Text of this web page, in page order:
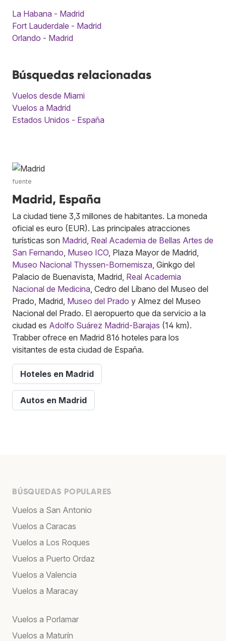
La Habana - Madrid
Fort Lauderdale - Madrid
Orlando - Madrid
Búsquedas relacionadas
Vuelos desde Miami
Vuelos a Madrid
Estados Unidos - España
fuente
Madrid, España
La ciudad tiene 3,3 millones de habitantes. La moneda
oficial es euro (EUR). Las principales atracciones
turísticas son Madrid Real Academia de Bellas Artes de
San Fernando Museo ICO , Plaza Mayor de Madrid,
Museo Nacional Thyssen-Bornemisza , Ginkgo del
Palacio de Buenavista, Madrid, Real Academia
Nacional de Medicina , Cedro del Líbano del Museo del
Prado, Madrid, Museo del Prado y Almez del Museo
Nacional del Prado. El aeropuerto que da servicio a la
ciudad es Adolfo Suárez Madrid-Barajas (14 km).
Trabber ofrece en Madrid 816 hoteles para los
visitantes de esta ciudad de España.
Hoteles en Madrid
Autos en Madrid
BÚSQUEDAS POPULARES
Vuelos a San Antonio
Vuelos a Caracas
Vuelos a Los Roques
Vuelos a Puerto Ordaz
Vuelos a Valencia
Vuelos a Maracay
Vuelos a Porlamar
Vuelos a Maturín